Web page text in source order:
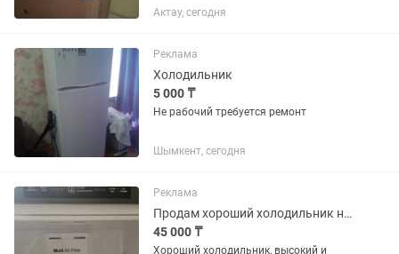
Актау, сегодня
Реклама
Холодильник
5 000 ₸
Не рабочий требуется ремонт
Шымкент, сегодня
Реклама
Продам хороший холодильник не дорого
45 000 ₸
Хороший холодильник, высокий и